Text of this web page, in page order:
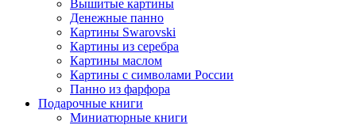
Вышитые картины
Денежные панно
Картины Swarovski
Картины из серебра
Картины маслом
Картины с символами России
Панно из фарфора
Подарочные книги
Миниатюрные книги